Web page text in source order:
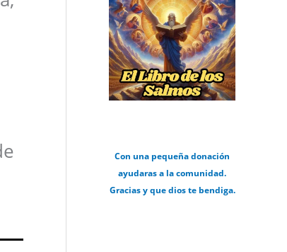
Con una pequeña donación
ayudaras a la comunidad.
Gracias y que dios te bendiga.